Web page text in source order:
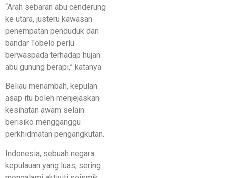
“Arah sebaran abu cenderung
ke utara, justeru kawasan
penempatan penduduk dan
bandar Tobelo perlu
berwaspada terhadap hujan
abu gunung berapi,” katanya.
Beliau menambah, kepulan
asap itu boleh menjejaskan
kesihatan awam selain
berisiko mengganggu
perkhidmatan pengangkutan.
Indonesia, sebuah negara
kepulauan yang luas, sering